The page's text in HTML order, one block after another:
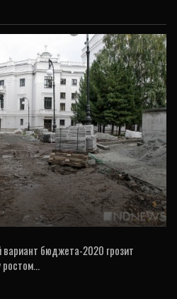
сотрудников МКУ
которые отвечали за…
бюджета-2020 грозит
ростом…